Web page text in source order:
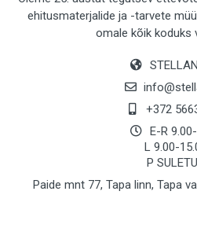
ehitusmaterjalide ja -tarvete
omale kõik koduks
+372
E-R
L 9.00-
P
Paide mnt 77, Tapa linn, Tapa